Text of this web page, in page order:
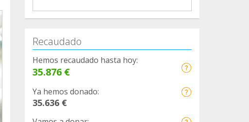
Recaudado
Hemos recaudado hasta hoy:
35.876 €
Ya hemos donado:
35.636 €